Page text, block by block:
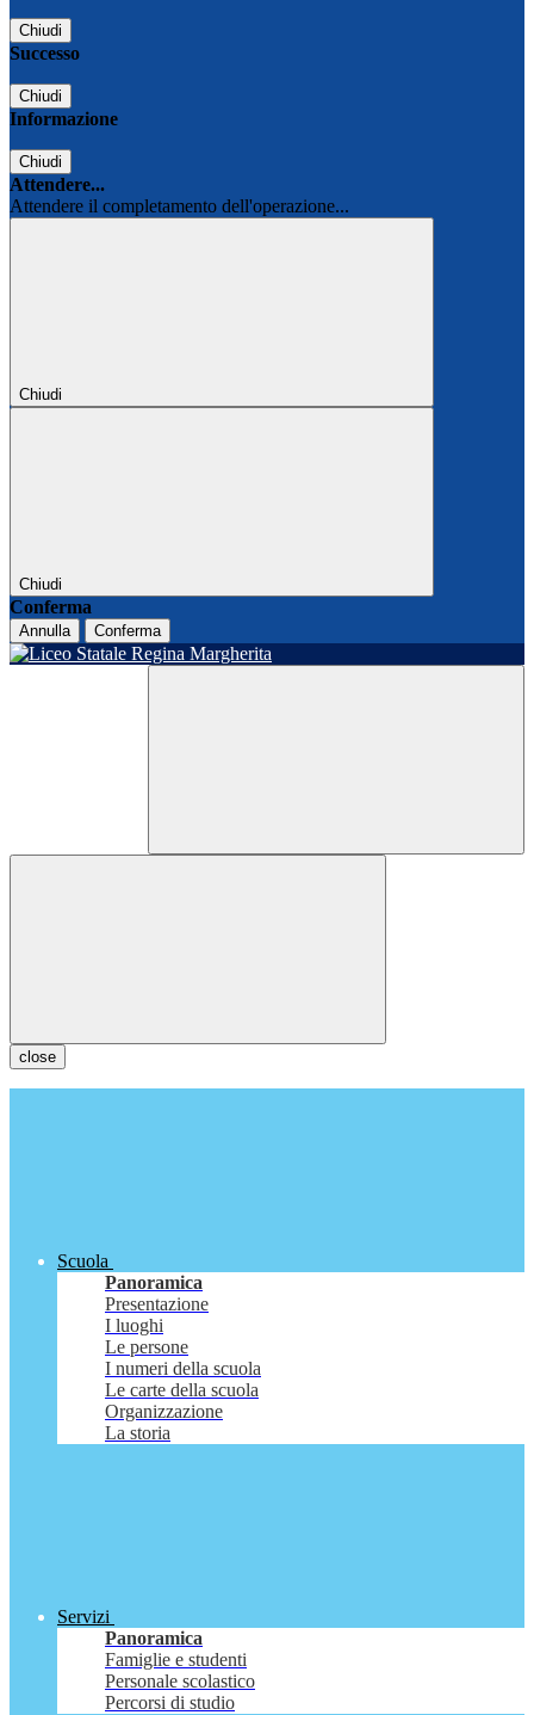
Chiudi
Successo
Chiudi
Informazione
Chiudi
Attendere...
Attendere il completamento dell'operazione...
Chiudi
Chiudi
Conferma
Annulla Conferma
close
Scuola
Panoramica
Presentazione
I luoghi
Le persone
I numeri della scuola
Le carte della scuola
Organizzazione
La storia
Servizi
Panoramica
Famiglie e studenti
Personale scolastico
Percorsi di studio